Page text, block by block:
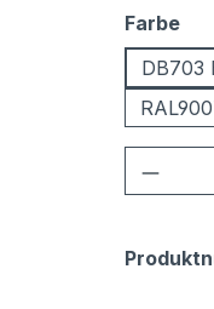
Farbe
DB703